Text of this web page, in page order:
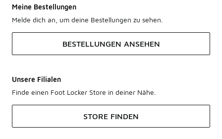
Meine Bestellungen
Melde dich an, um deine Bestellungen zu sehen.
BESTELLUNGEN ANSEHEN
Unsere Filialen
Finde einen Foot Locker Store in deiner Nähe.
STORE FINDEN